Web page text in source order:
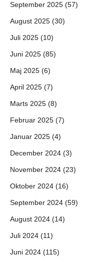
September 2025 (57)
August 2025 (30)
Juli 2025 (10)
Juni 2025 (85)
Maj 2025 (6)
April 2025 (7)
Marts 2025 (8)
Februar 2025 (7)
Januar 2025 (4)
December 2024 (3)
November 2024 (23)
Oktober 2024 (16)
September 2024 (59)
August 2024 (14)
Juli 2024 (11)
Juni 2024 (115)